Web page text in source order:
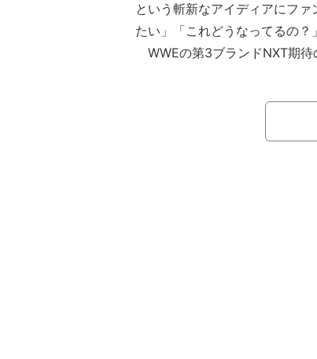
という斬新なアイディアにフ
たい」「これどうなってるの？
WWEの第3ブランドNXT期待
今回彼女が公開したのは、ス
ルする倒立の動画。ただ単に